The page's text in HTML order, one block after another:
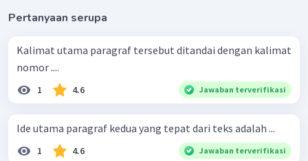
Pertanyaan serupa
Kalimat utama paragraf tersebut ditandai dengan kalimat
nomor ....
1 4.6 Jawaban terverifikasi
Ide utama paragraf kedua yang tepat dari teks adalah ...
1 4.6 Jawaban terverifikasi